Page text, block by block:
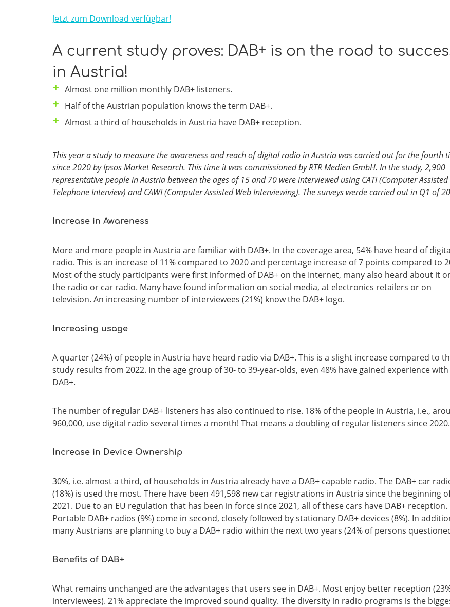
Jetzt zum Download verfügbar!
A current study proves: DAB+ is on the road to
in Austria!
Almost one million monthly DAB+ listeners.
Half of the Austrian population knows the term DAB+.
Almost a third of households in Austria have DAB+ reception.
This year a study to measure the awareness and reach of digital radio in Austria was carried out for the fourth
since 2020 by Ipsos Market Research. This time it was commissioned by RTR Medien GmbH. In the study, 2,900
representative people in Austria between the ages of 15 and 70 were interviewed using CATI (Computer Assisted
Telephone Interview) and CAWI (Computer Assisted Web Interviewing). The surveys werde carried out in Q1 of
Increase in Awareness
More and more people in Austria are familiar with DAB+. In the coverage area, 54% have heard of
radio. This is an increase of 11% compared to 2020 and percentage increase of 7 points compared to
Most of the study participants were first informed of DAB+ on the Internet, many also heard about it
the radio or car radio. Many have found information on social media, at electronics retailers or on
television. An increasing number of interviewees (21%) know the DAB+ logo.
Increasing usage
A quarter (24%) of people in Austria have heard radio via DAB+. This is a slight increase compared to
study results from 2022. In the age group of 30- to 39-year-olds, even 48% have gained experience with
DAB+.
The number of regular DAB+ listeners has also continued to rise. 18% of the people in Austria, i.e.,
960,000, use digital radio several times a month! That means a doubling of regular listeners since 2020.
Increase in Device Ownership
30%, i.e. almost a third, of households in Austria already have a DAB+ capable radio. The DAB+ car
(18%) is used the most. There have been 491,598 new car registrations in Austria since the beginning
2021. Due to an EU regulation that has been in force since 2021, all of these cars have DAB+ reception.
Portable DAB+ radios (9%) come in second, closely followed by stationary DAB+ devices (8%). In
many Austrians are planning to buy a DAB+ radio within the next two years (24% of persons
Benefits of DAB+
What remains unchanged are the advantages that users see in DAB+. Most enjoy better reception
interviewees). 21% appreciate the improved sound quality. The diversity in radio programs is the